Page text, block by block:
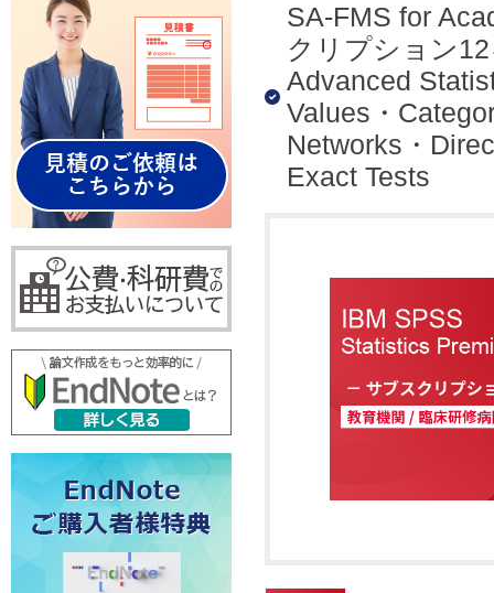
SA-FMS for
クリプション
Advanced
Values・
Networks・
Exact Tests